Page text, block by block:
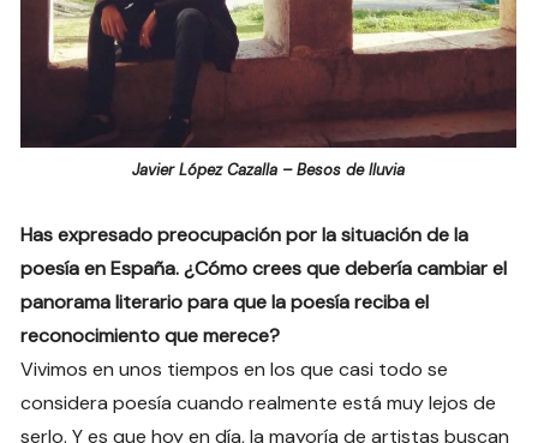
Javier López Cazalla – Besos de lluvia
Has expresado preocupación por la situación de la
poesía en España. ¿Cómo crees que debería cambiar el
panorama literario para que la poesía reciba el
reconocimiento que merece?
Vivimos en unos tiempos en los que casi todo se
considera poesía cuando realmente está muy lejos de
serlo. Y es que hoy en día, la mayoría de artistas buscan